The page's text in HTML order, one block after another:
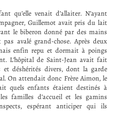
qu’elle venait d’allaiter. N’ayant
Guillemot avait pris du lait
le biberon donné par des mains
avalé grand-chose. Après deux
enfin repu et dormait à poings
L’hôpital de Saint-Jean avait fait
et déshérités divers, dont la garde
On attendait donc Frère Aimon, le
quels enfants étaient destinés à
familles d’accueil et les gamins
espérant anticiper qui ils